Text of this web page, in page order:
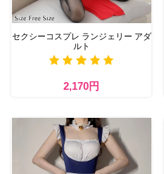
セクシーコスプレ ランジェリー アダ
ルト
2,170円